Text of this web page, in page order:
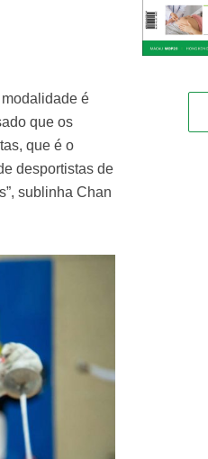
é
que os
que é o
desportistas de
sublinha Chan